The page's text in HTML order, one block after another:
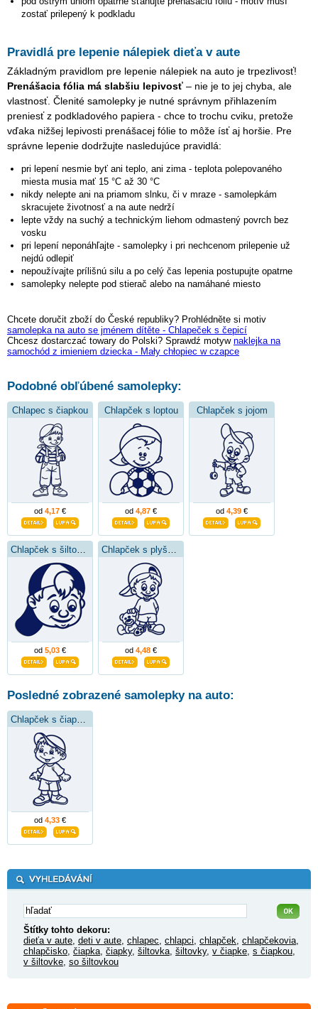
zostať prilepený k podkladu
Pravidlá pre lepenie nálepiek dieťa v aute
Základným pravidlom pre lepenie nálepiek na auto je trpezlivosť!
Prenášacia fólia má slabšiu lepivosť – nie je to jej chyba, ale
vlastnosť. Členité samolepky je nutné správnym přihlazením
preniesť z podkladového papiera - chce to trochu cviku, pretože
vďaka nižšej lepivosti prenášacej fólie to môže ísť aj horšie. Pre
správne lepenie dodržujte nasledujúce pravidlá:
pri lepení nesmie byť ani teplo, ani zima - teplota polepovaného
miesta musia mať 15 °C až 30 °C
nikdy nelepte ani na priamom slnku, či v mraze - samolepkám
skracujete životnosť a na aute nedrží
lepte vždy na suchý a technickým liehom odmastený povrch bez
vosku
pri lepení neponáhľajte - samolepky i pri nechcenom prilepenie už
nejdú odlepiť
nepoužívajte prílišnú silu a po celý čas lepenia postupujte opatrne
samolepky nelepte pod stierač alebo na namáhané miesto
Chcete doručit zboží do České republiky? Prohlédněte si motiv
samolepka na auto se jménem dítěte - Chlapeček s čepicí
Chcesz dostarczać towary do Polski? Sprawdź motyw naklejka na
samochód z imieniem dziecka - Mały chłopiec w czapce
Podobné obľúbené samolepky:
Chlapec s čiapkou
od 4,17 €
Chlapček s loptou
od 4,87 €
Chlapček s jojom
od 4,39 €
Chlapček s šiltovkou
od 5,03 €
Chlapček s plyšákom
od 4,48 €
Posledné zobrazené samolepky na auto:
Chlapček s čiapkou
od 4,33 €
Štítky tohto dekoru:
dieťa v aute, deti v aute, chlapec, chlapci, chlapček, chlapčekovia,
chlapčisko, čiapka, čiapky, šiltovka, šiltovky, v čiapke, s čiapkou,
v šiltovke, so šiltovkou